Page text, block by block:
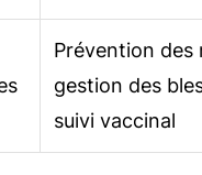
Prévention des
gestion des
suivi vaccinal